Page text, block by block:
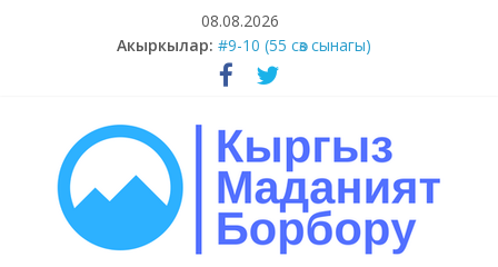
08.08.2026
Акыркылар: #11-12 (55 сөз сынагы)
#9-10 (55 сөз сынагы)
#5-8 (55 сөз сынагы)
#13-14 (55 сөз сынагы)